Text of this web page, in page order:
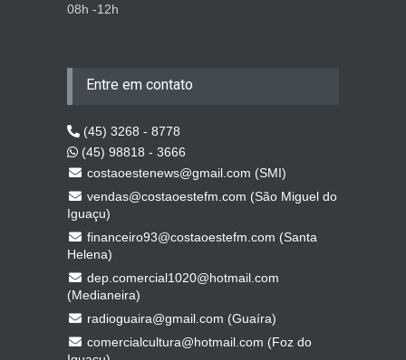
08h -12h
Entre em contato
(45) 3268 - 8778
(45) 98818 - 3666
costaoestenews@gmail.com (SMI)
vendas@costaoestefm.com (São Miguel do
Iguaçu)
financeiro93@costaoestefm.com (Santa
Helena)
dep.comercial1020@hotmail.com
(Medianeira)
radioguaira@gmail.com (Guaíra)
comercialcultura@hotmail.com (Foz do